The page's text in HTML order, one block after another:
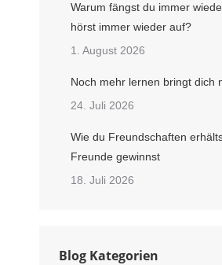
Warum fängst du immer
hörst immer wieder auf?
1. August 2026
Noch mehr lernen bringt dich
24. Juli 2026
Wie du Freundschaften
Freunde gewinnst
18. Juli 2026
Blog Kategorien